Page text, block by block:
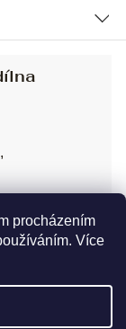
procházením
Více
práva
cookies